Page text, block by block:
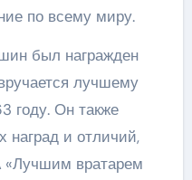
по всему миру.
был награжден
лучшему
году. Он также
наград и отличий,
вратарем